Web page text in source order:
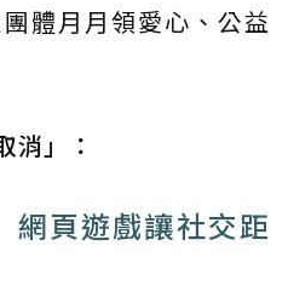
體月月領愛心、公益
消」：
網頁遊戲讓社交距